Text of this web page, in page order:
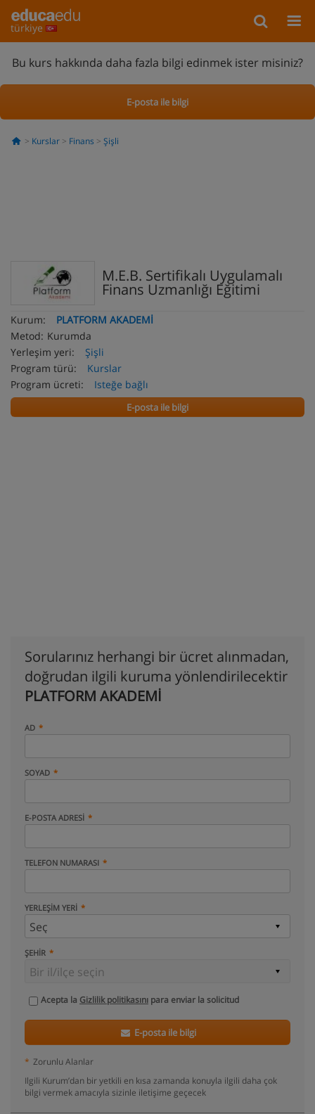
türkiye
Bu kurs hakkında daha fazla bilgi edinmek ister misiniz?
E-posta ile bilgi
Kurslar Finans Şişli
M.E.B. Sertifikalı Uygulamalı
Finans Uzmanlığı Eğitimi
Kurum:
PLATFORM AKADEMİ
Metod: Kurumda
Yerleşim yeri:
Şişli
Program türü:
Kurslar
Program ücreti:
Isteğe bağlı
E-posta ile bilgi
Sorularınız herhangi bir ücret alınmadan,
doğrudan ilgili kuruma yönlendirilecektir
PLATFORM AKADEMİ
AD
SOYAD
E-POSTA ADRESI
TELEFON NUMARASI
YERLEŞIM YERI
ŞEHIR
Acepta la Gizlilik politikasını para enviar la solicitud
E-posta ile bilgi
* Zorunlu Alanlar
Ilgili Kurum’dan bir yetkili en kısa zamanda konuyla ilgili daha çok
bilgi vermek amacıyla sizinle iletişime geçecek